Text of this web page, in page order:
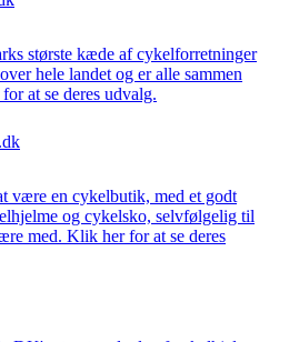
største kæde af cykelforretninger
hele landet og er alle sammen
at se deres udvalg.
være en cykelbutik, med et godt
og cykelsko, selvfølgelig til
med. Klik her for at se deres